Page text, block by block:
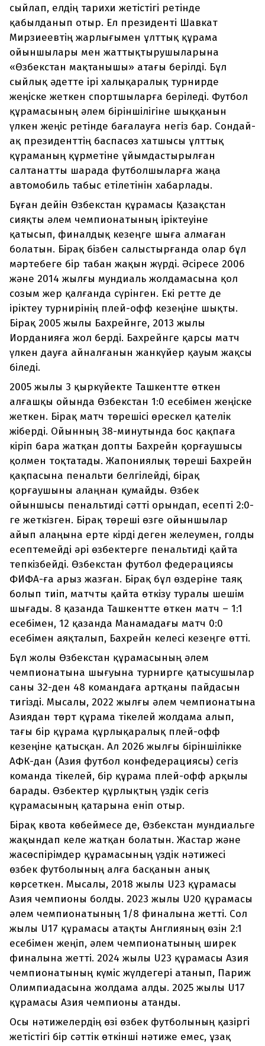
сыйлап, елдің тарихи жетістігі ретінде
қабылданып отыр. Ел президенті Шавкат
Мирзиеевтің жарлығымен ұлттық құрама
ойыншылары мен жаттықтырушыларына
«Өзбекстан мақтанышы» атағы берілді. Бұл
сыйлық әдетте ірі халықаралық турнирде
жеңіске жеткен спортшыларға беріледі. Футбол
құрамасының әлем біріншілігіне шыққанын
үлкен жеңіс ретінде бағалауға негіз бар. Сондай-
ақ президенттің баспасөз хатшысы ұлттық
құраманың құрметіне ұйымдастырылған
салтанатты шарада футболшыларға жаңа
автомобиль табыс етілетінін хабарлады.
Бұған дейін Өзбекстан құрамасы Қазақстан
сияқты әлем чемпионатының іріктеуіне
қатысып, финалдық кезеңге шыға алмаған
болатын. Бірақ бізбен салыстырғанда олар бұл
мәртебеге бір табан жақын жүрді. Әсіресе 2006
және 2014 жылғы мундиаль жолдамасына қол
созым жер қалғанда сүрінген. Екі ретте де
іріктеу турнирінің плей-офф кезеңіне шықты.
Бірақ 2005 жылы Бахрейнге, 2013 жылы
Иорданияға жол берді. Бахрейнге қарсы матч
үлкен дауға айналғанын жанкүйер қауым жақсы
біледі.
2005 жылы 3 қыркүйекте Ташкентте өткен
алғашқы ойында Өзбекстан 1:0 есебімен жеңіске
жеткен. Бірақ матч төрешісі өрескел қателік
жіберді. Ойынның 38-минутында бос қақпаға
кіріп бара жатқан допты Бахрейн қорғаушысы
қолмен тоқтатады. Жапониялық төреші Бахрейн
қақпасына пенальти белгілейді, бірақ
қорғаушыны алаңнан қумайды. Өзбек
ойыншысы пенальтиді сәтті орындап, есепті 2:0-
ге жеткізген. Бірақ төреші өзге ойыншылар
айып алаңына ерте кірді деген желеумен, голды
есептемейді әрі өзбектерге пенальтиді қайта
тепкізбейді. Өзбекстан футбол федерациясы
ФИФА-ға арыз жазған. Бірақ бұл өздеріне таяқ
болып тиіп, матчты қайта өткізу туралы шешім
шығады. 8 қазанда Ташкентте өткен матч – 1:1
есебімен, 12 қазанда Манамадағы матч 0:0
есебімен аяқталып, Бахрейн келесі кезеңге өтті.
Бұл жолы Өзбекстан құрамасының әлем
чемпионатына шығуына турнирге қатысушылар
саны 32-ден 48 командаға артқаны пайдасын
тигізді. Мысалы, 2022 жылғы әлем чемпионатына
Азиядан төрт құрама тікелей жолдама алып,
тағы бір құрама құрлықаралық плей-офф
кезеңіне қатысқан. Ал 2026 жылғы біріншілікке
АФК-дан (Азия футбол конфедерациясы) сегіз
команда тікелей, бір құрама плей-офф арқылы
барады. Өзбектер құрлықтың үздік сегіз
құрамасының қатарына еніп отыр.
Бірақ квота көбеймесе де, Өзбекстан мундиальге
жақындап келе жатқан болатын. Жастар және
жасөспірімдер құрамасының үздік нәтижесі
өзбек футболының алға басқанын анық
көрсеткен. Мысалы, 2018 жылы U23 құрамасы
Азия чемпионы болды. 2023 жылы U20 құрамасы
әлем чемпионатының 1/8 финалына жетті. Сол
жылы U17 құрамасы атақты Англияның өзін 2:1
есебімен жеңіп, әлем чемпионатының ширек
финалына жетті. 2024 жылы U23 құрамасы Азия
чемпионатының күміс жүлдегері атанып, Париж
Олимпиадасына жолдама алды. 2025 жылы U17
құрамасы Азия чемпионы атанды.
Осы нәтижелердің өзі өзбек футболының қазіргі
жетістігі бір сәттік өткінші нәтиже емес, ұзақ